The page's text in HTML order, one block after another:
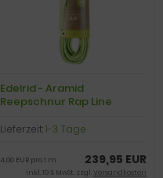
Edelrid - Aramid
Reepschnur Rap Line
10kN, oasis, 60m
Lieferzeit:1-3 Tage
239,95 EUR
4,00 EUR pro 1 m
inkl. 19 % MwSt. zzgl.Versandkosten